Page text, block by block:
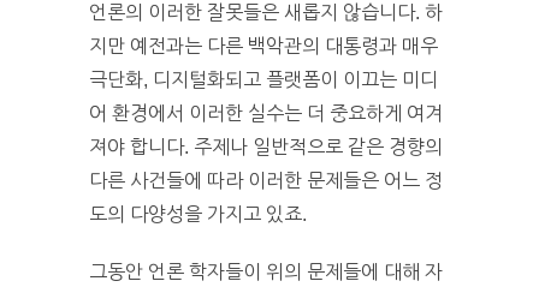
언론의 이러한 잘못들은 새롭지 않습니다. 하
지만 예전과는 다른 백악관의 대통령과 매우
극단화, 디지털화되고 플랫폼이 이끄는 미디
어 환경에서 이러한 실수는 더 중요하게 여겨
져야 합니다. 주제나 일반적으로 같은 경향의
다른 사건들에 따라 이러한 문제들은 어느 정
도의 다양성을 가지고 있죠.
그동안 언론 학자들이 위의 문제들에 대해 자